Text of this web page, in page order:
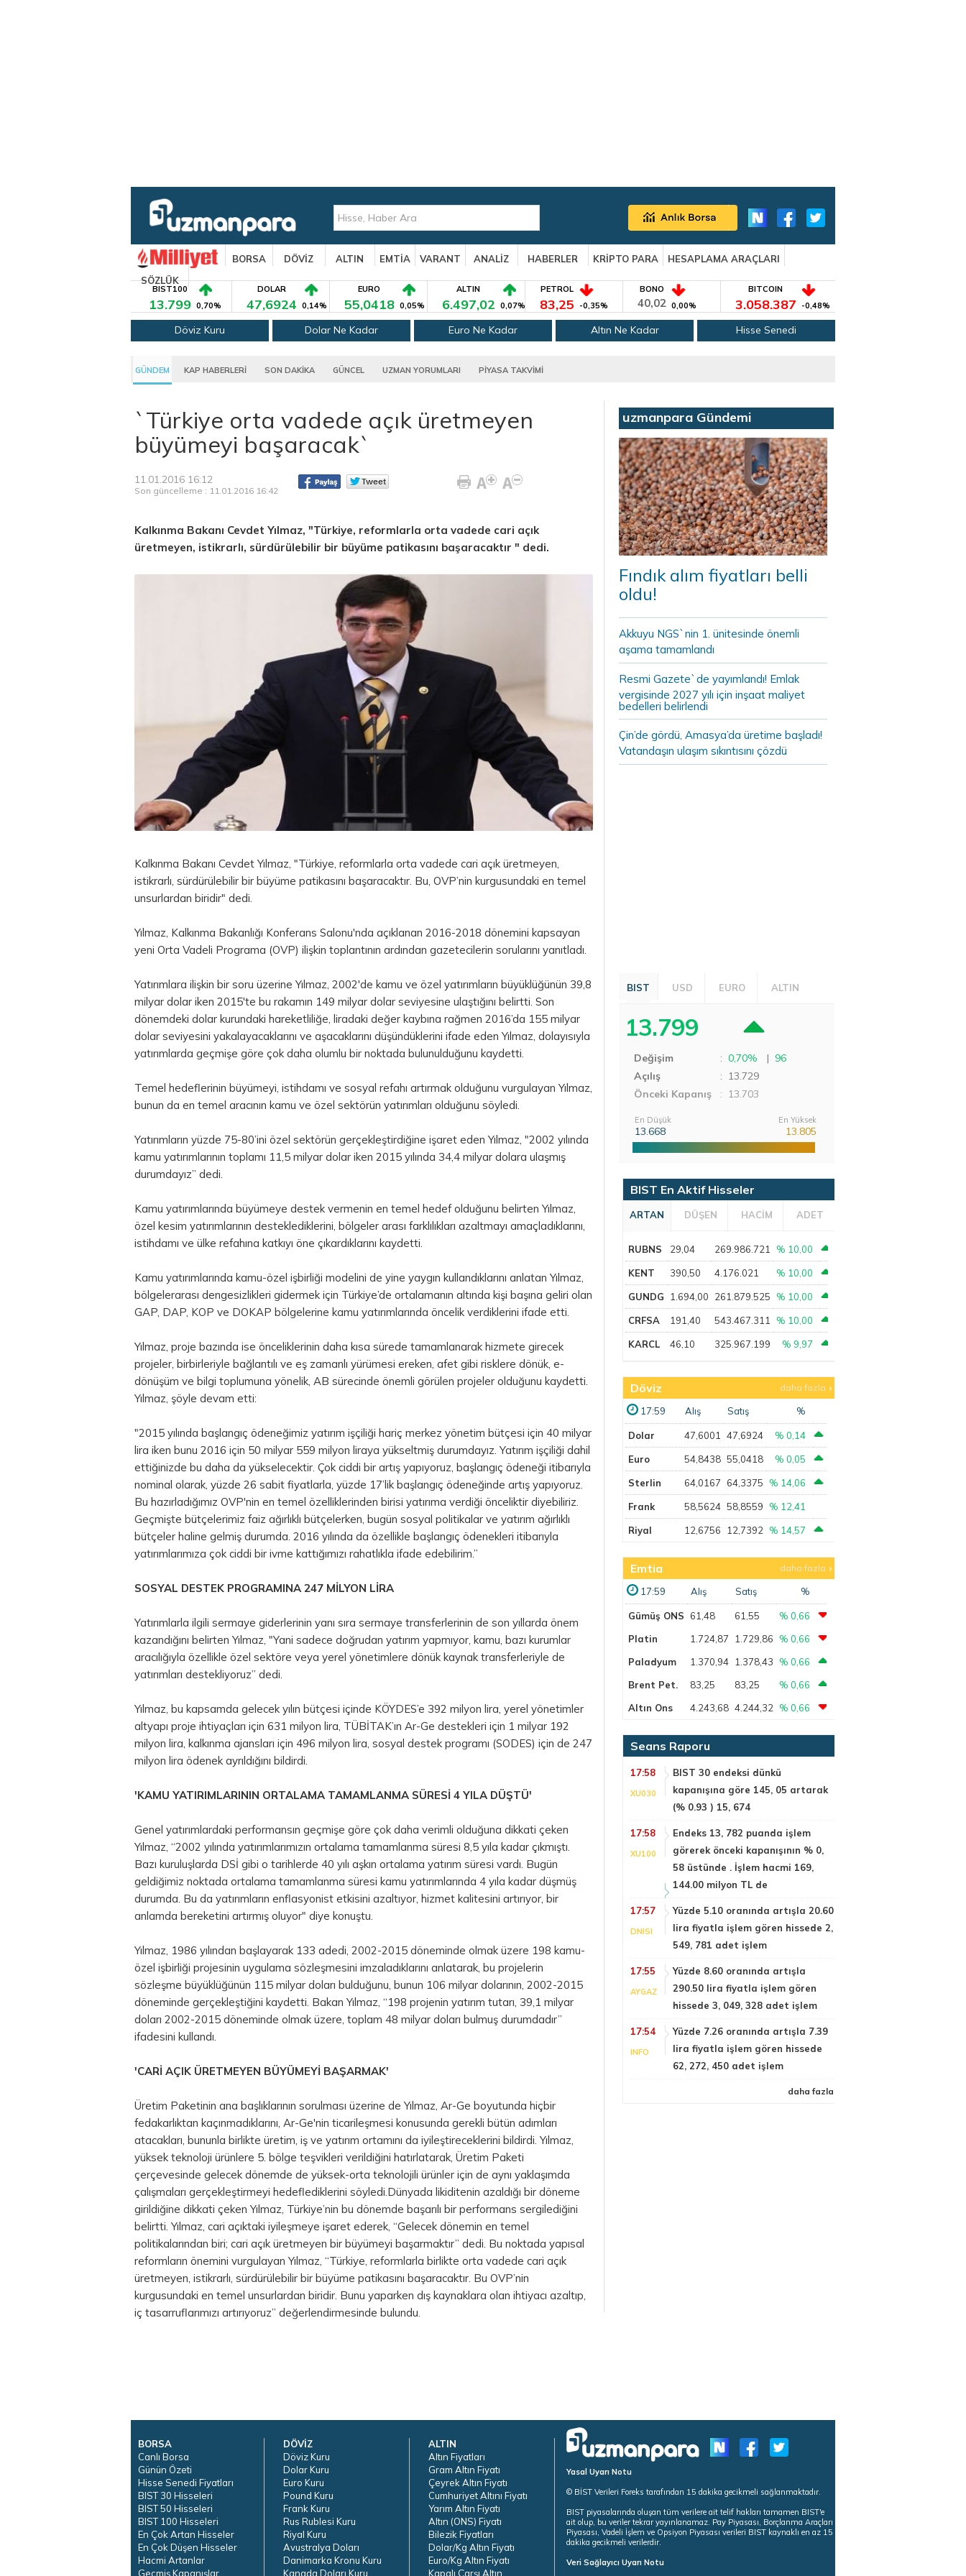
BORSA DÖVİZ ALTIN EMTİA VARANT ANALİZ HABERLER KRİPTO PARA
HESAPLAMA ARAÇLARI
SÖZLÜK
BIST100
13.799 0,70%
DOLAR
47,6924 0,14%
EURO
55,0418 0,05%
ALTIN
6.497,02 0,07%
PETROL
83,25 -0,35%
BONO
40,02 0,00%
BITCOIN
3.058.387 -0,48%
Döviz Kuru Dolar Ne Kadar Euro Ne Kadar Altın Ne Kadar Hisse Senedi
GÜNDEM KAP HABERLERİ SON DAKİKA GÜNCEL UZMAN YORUMLARI PİYASA TAKVİMİ
`Türkiye orta vadede açık üretmeyen
büyümeyi başaracak`
11.01.2016 16:12
Son güncelleme : 11.01.2016 16:42
Kalkınma Bakanı Cevdet Yılmaz, "Türkiye, reformlarla orta vadede cari açık
üretmeyen, istikrarlı, sürdürülebilir bir büyüme patikasını başaracaktır " dedi.
Kalkınma Bakanı Cevdet Yılmaz, "Türkiye, reformlarla orta vadede cari açık üretmeyen,
istikrarlı, sürdürülebilir bir büyüme patikasını başaracaktır. Bu, OVP’nin kurgusundaki en temel
unsurlardan biridir" dedi.
Yılmaz, Kalkınma Bakanlığı Konferans Salonu'nda açıklanan 2016-2018 dönemini kapsayan
yeni Orta Vadeli Programa (OVP) ilişkin toplantının ardından gazetecilerin sorularını yanıtladı.
Yatırımlara ilişkin bir soru üzerine Yılmaz, 2002'de kamu ve özel yatırımların büyüklüğünün 39,8
milyar dolar iken 2015'te bu rakamın 149 milyar dolar seviyesine ulaştığını belirtti. Son
dönemdeki dolar kurundaki hareketliliğe, liradaki değer kaybına rağmen 2016’da 155 milyar
dolar seviyesini yakalayacaklarını ve aşacaklarını düşündüklerini ifade eden Yılmaz, dolayısıyla
yatırımlarda geçmişe göre çok daha olumlu bir noktada bulunulduğunu kaydetti.
Temel hedeflerinin büyümeyi, istihdamı ve sosyal refahı artırmak olduğunu vurgulayan Yılmaz,
bunun da en temel aracının kamu ve özel sektörün yatırımları olduğunu söyledi.
Yatırımların yüzde 75-80’ini özel sektörün gerçekleştirdiğine işaret eden Yılmaz, "2002 yılında
kamu yatırımlarının toplamı 11,5 milyar dolar iken 2015 yılında 34,4 milyar dolara ulaşmış
durumdayız” dedi.
Kamu yatırımlarında büyümeye destek vermenin en temel hedef olduğunu belirten Yılmaz,
özel kesim yatırımlarının desteklediklerini, bölgeler arası farklılıkları azaltmayı amaçladıklarını,
istihdamı ve ülke refahına katkıyı öne çıkardıklarını kaydetti.
Kamu yatırımlarında kamu-özel işbirliği modelini de yine yaygın kullandıklarını anlatan Yılmaz,
bölgelerarası dengesizlikleri gidermek için Türkiye’de ortalamanın altında kişi başına geliri olan
GAP, DAP, KOP ve DOKAP bölgelerine kamu yatırımlarında öncelik verdiklerini ifade etti.
Yılmaz, proje bazında ise önceliklerinin daha kısa sürede tamamlanarak hizmete girecek
projeler, birbirleriyle bağlantılı ve eş zamanlı yürümesi ereken, afet gibi risklere dönük, e-
dönüşüm ve bilgi toplumuna yönelik, AB sürecinde önemli görülen projeler olduğunu kaydetti.
Yılmaz, şöyle devam etti:
"2015 yılında başlangıç ödeneğimiz yatırım işçiliği hariç merkez yönetim bütçesi için 40 milyar
lira iken bunu 2016 için 50 milyar 559 milyon liraya yükseltmiş durumdayız. Yatırım işçiliği dahil
ettiğinizde bu daha da yükselecektir. Çok ciddi bir artış yapıyoruz, başlangıç ödeneği itibarıyla
nominal olarak, yüzde 26 sabit fiyatlarla, yüzde 17’lik başlangıç ödeneğinde artış yapıyoruz.
Bu hazırladığımız OVP'nin en temel özelliklerinden birisi yatırıma verdiği önceliktir diyebiliriz.
Geçmişte bütçelerimiz faiz ağırlıklı bütçelerken, bugün sosyal politikalar ve yatırım ağırlıklı
bütçeler haline gelmiş durumda. 2016 yılında da özellikle başlangıç ödenekleri itibarıyla
yatırımlarımıza çok ciddi bir ivme kattığımızı rahatlıkla ifade edebilirim.”
SOSYAL DESTEK PROGRAMINA 247 MİLYON LİRA
Yatırımlarla ilgili sermaye giderlerinin yanı sıra sermaye transferlerinin de son yıllarda önem
kazandığını belirten Yılmaz, "Yani sadece doğrudan yatırım yapmıyor, kamu, bazı kurumlar
aracılığıyla özellikle özel sektöre veya yerel yönetimlere dönük kaynak transferleriyle de
yatırımları destekliyoruz” dedi.
Yılmaz, bu kapsamda gelecek yılın bütçesi içinde KÖYDES’e 392 milyon lira, yerel yönetimler
altyapı proje ihtiyaçları için 631 milyon lira, TÜBİTAK’ın Ar-Ge destekleri için 1 milyar 192
milyon lira, kalkınma ajansları için 496 milyon lira, sosyal destek programı (SODES) için de 247
milyon lira ödenek ayrıldığını bildirdi.
'KAMU YATIRIMLARININ ORTALAMA TAMAMLANMA SÜRESİ 4 YILA DÜŞTÜ'
Genel yatırımlardaki performansın geçmişe göre çok daha verimli olduğuna dikkati çeken
Yılmaz, “2002 yılında yatırımlarımızın ortalama tamamlanma süresi 8,5 yıla kadar çıkmıştı.
Bazı kuruluşlarda DSİ gibi o tarihlerde 40 yılı aşkın ortalama yatırım süresi vardı. Bugün
geldiğimiz noktada ortalama tamamlanma süresi kamu yatırımlarında 4 yıla kadar düşmüş
durumda. Bu da yatırımların enflasyonist etkisini azaltıyor, hizmet kalitesini artırıyor, bir
anlamda bereketini artırmış oluyor" diye konuştu.
Yılmaz, 1986 yılından başlayarak 133 adedi, 2002-2015 döneminde olmak üzere 198 kamu-
özel işbirliği projesinin uygulama sözleşmesini imzaladıklarını anlatarak, bu projelerin
sözleşme büyüklüğünün 115 milyar doları bulduğunu, bunun 106 milyar dolarının, 2002-2015
döneminde gerçekleştiğini kaydetti. Bakan Yılmaz, “198 projenin yatırım tutarı, 39,1 milyar
doları 2002-2015 döneminde olmak üzere, toplam 48 milyar doları bulmuş durumdadır”
ifadesini kullandı.
'CARİ AÇIK ÜRETMEYEN BÜYÜMEYİ BAŞARMAK'
Üretim Paketinin ana başlıklarının sorulması üzerine de Yılmaz, Ar-Ge boyutunda hiçbir
fedakarlıktan kaçınmadıklarını, Ar-Ge'nin ticarileşmesi konusunda gerekli bütün adımları
atacakları, bununla birlikte üretim, iş ve yatırım ortamını da iyileştireceklerini bildirdi. Yılmaz,
yüksek teknoloji ürünlere 5. bölge teşvikleri verildiğini hatırlatarak, Üretim Paketi
çerçevesinde gelecek dönemde de yüksek-orta teknolojili ürünler için de aynı yaklaşımda
çalışmaları gerçekleştirmeyi hedeflediklerini söyledi.Dünyada likiditenin azaldığı bir döneme
girildiğine dikkati çeken Yılmaz, Türkiye’nin bu dönemde başarılı bir performans sergilediğini
belirtti. Yılmaz, cari açıktaki iyileşmeye işaret ederek, “Gelecek dönemin en temel
politikalarından biri; cari açık üretmeyen bir büyümeyi başarmaktır” dedi. Bu noktada yapısal
reformların önemini vurgulayan Yılmaz, “Türkiye, reformlarla birlikte orta vadede cari açık
üretmeyen, istikrarlı, sürdürülebilir bir büyüme patikasını başaracaktır. Bu OVP’nin
kurgusundaki en temel unsurlardan biridir. Bunu yaparken dış kaynaklara olan ihtiyacı azaltıp,
iç tasarruflarımızı artırıyoruz” değerlendirmesinde bulundu.
uzmanpara Gündemi
Fındık alım fiyatları belli
oldu!
Akkuyu NGS`nin 1. ünitesinde önemli
aşama tamamlandı
Resmi Gazete`de yayımlandı! Emlak
vergisinde 2027 yılı için inşaat maliyet
bedelleri belirlendi
Çin’de gördü, Amasya’da üretime başladı!
Vatandaşın ulaşım sıkıntısını çözdü
BIST USD EURO ALTIN
13.799
Değişim : 0,70% | 96
Açılış
: 13.729
Önceki Kapanış
: 13.703
En Düşük
13.668
En Yüksek
13.805
BIST En Aktif Hisseler
ARTAN DÜŞEN HACİM ADET
RUBNS 29,04 269.986.721 % 10,00
KENT 390,50 4.176.021 % 10,00
GUNDG 1.694,00 261.879.525 % 10,00
CRFSA 191,40 543.467.311 % 10,00
KARCL 46,10 325.967.199 % 9,97
Döviz daha fazla
17:59 Alış Satış %
Dolar 47,6001 47,6924 % 0,14
Euro 54,8438 55,0418 % 0,05
Sterlin 64,0167 64,3375 % 14,06
Frank 58,5624 58,8559 % 12,41
Riyal 12,6756 12,7392 % 14,57
Emtia daha fazla
17:59 Alış Satış %
Gümüş ONS 61,48 61,55
% 0,66
Platin
1.724,87 1.729,86
% 0,66
Paladyum
1.370,94 1.378,43
% 0,66
Brent Pet.
83,25 83,25
% 0,66
Altın Ons
4.243,68 4.244,32 % 0,66
Seans Raporu
17:58
XU030
BIST 30 endeksi dünkü
kapanışına göre 145, 05 artarak
(% 0.93 ) 15, 674
17:58
XU100
Endeks 13, 782 puanda işlem
görerek önceki kapanışının % 0,
58 üstünde . İşlem hacmi 169,
144.00 milyon TL de
17:57
DNISI
Yüzde 5.10 oranında artışla 20.60
lira fiyatla işlem gören hissede 2,
549, 781 adet işlem
17:55
AYGAZ
Yüzde 8.60 oranında artışla
290.50 lira fiyatla işlem gören
hissede 3, 049, 328 adet işlem
17:54
INFO
Yüzde 7.26 oranında artışla 7.39
lira fiyatla işlem gören hissede
62, 272, 450 adet işlem
daha fazla
BORSA
Canlı Borsa
Günün Özeti
Hisse Senedi Fiyatları
BIST 30 Hisseleri
BIST 50 Hisseleri
BIST 100 Hisseleri
En Çok Artan Hisseler
En Çok Düşen Hisseler
Hacmi Artanlar
Geçmiş Kapanışlar
DÖVİZ
Döviz Kuru
Dolar Kuru
Euro Kuru
Pound Kuru
Frank Kuru
Rus Rublesi Kuru
Riyal Kuru
Avustralya Doları
Danimarka Kronu Kuru
Kanada Doları Kuru
ALTIN
Altın Fiyatları
Gram Altın Fiyatı
Çeyrek Altın Fiyatı
Cumhuriyet Altını Fiyatı
Yarım Altın Fiyatı
Altın (ONS) Fiyatı
Bilezik Fiyatları
Dolar/Kg Altın Fiyatı
Euro/Kg Altın Fiyatı
Kapalı Çarşı Altın
Yasal Uyarı Notu
© BİST Verileri Foreks tarafından 15 dakika gecikmeli sağlanmaktadır.
BIST piyasalarında oluşan tüm verilere ait telif hakları tamamen BIST'e
ait olup, bu veriler tekrar yayınlanamaz. Pay Piyasası, Borçlanma Araçları
Piyasası, Vadeli İşlem ve Opsiyon Piyasası verileri BIST kaynaklı en az 15
dakika gecikmeli verilerdir.
Veri Sağlayıcı Uyarı Notu